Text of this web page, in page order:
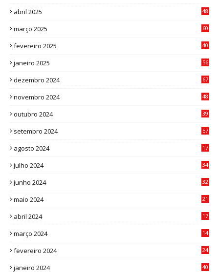
abril 2025
48
março 2025
60
fevereiro 2025
40
janeiro 2025
56
dezembro 2024
67
novembro 2024
48
outubro 2024
39
setembro 2024
57
agosto 2024
17
julho 2024
34
junho 2024
32
maio 2024
21
abril 2024
17
março 2024
14
fevereiro 2024
24
janeiro 2024
40